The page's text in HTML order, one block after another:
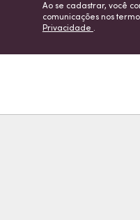
Ao se cadastrar, você
comunicações nos
Privacidade .